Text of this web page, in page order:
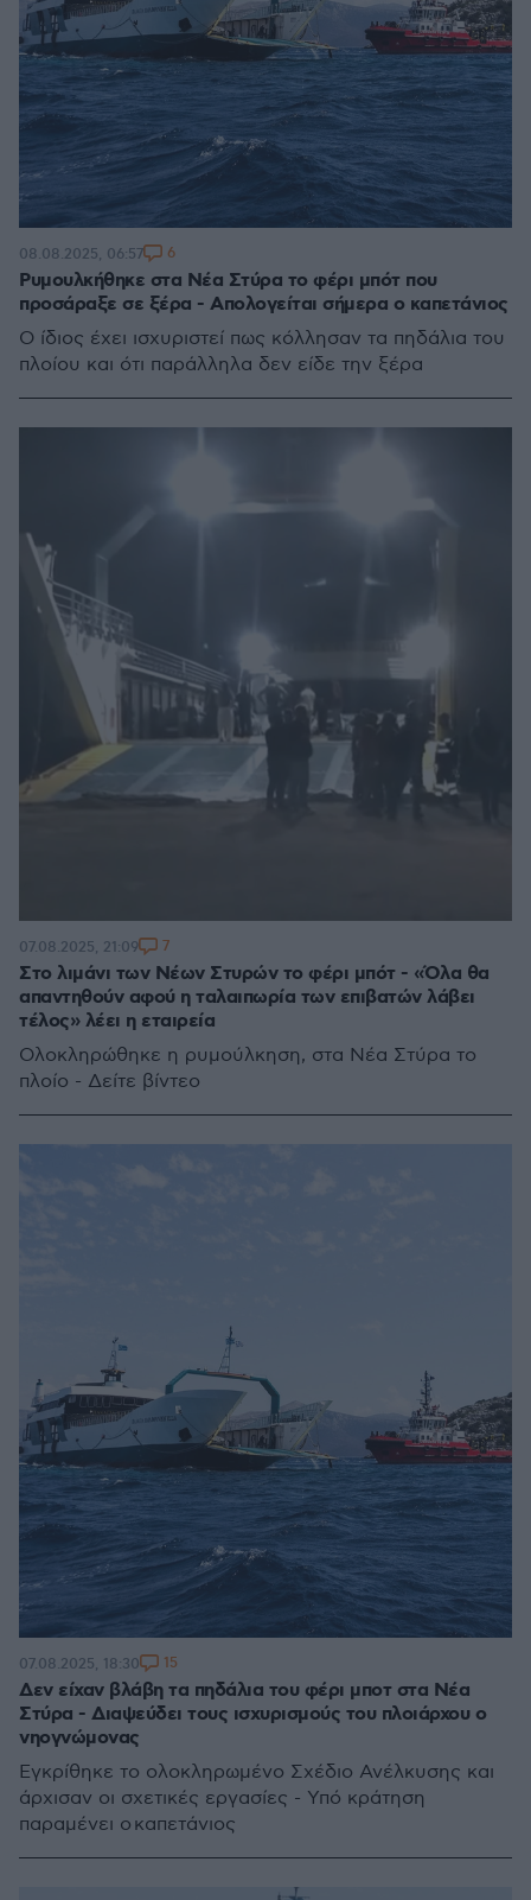
Ρυμουλκήθηκε στα Νέα Στύρα το φέρι μπότ που
προσάραξε σε ξέρα - Απολογείται σήμερα ο καπετάνιος
Ο ίδιος έχει ισχυριστεί πως κόλλησαν τα πηδάλια του
πλοίου και ότι παράλληλα δεν είδε την ξέρα
08.08.2025, 06:57 6
Στο λιμάνι των Νέων Στυρών το φέρι μπότ - «Όλα θα
απαντηθούν αφού η ταλαιπωρία των επιβατών λάβει
τέλος» λέει η εταιρεία
Ολοκληρώθηκε η ρυμούλκηση, στα Νέα Στύρα το
πλοίο - Δείτε βίντεο
07.08.2025, 21:09 7
Δεν είχαν βλάβη τα πηδάλια του φέρι μποτ στα Νέα
Στύρα - Διαψεύδει τους ισχυρισμούς του πλοιάρχου ο
νηογνώμονας
Εγκρίθηκε το ολοκληρωμένο Σχέδιο Ανέλκυσης και
άρχισαν οι σχετικές εργασίες - Υπό κράτηση
παραμένει ο καπετάνιος
07.08.2025, 18:30 15